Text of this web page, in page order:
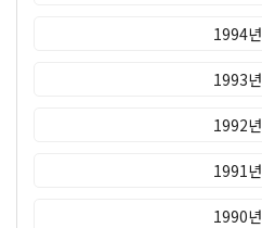
1994년
1993년
1992년
1991년
1990년